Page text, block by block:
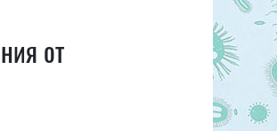
от